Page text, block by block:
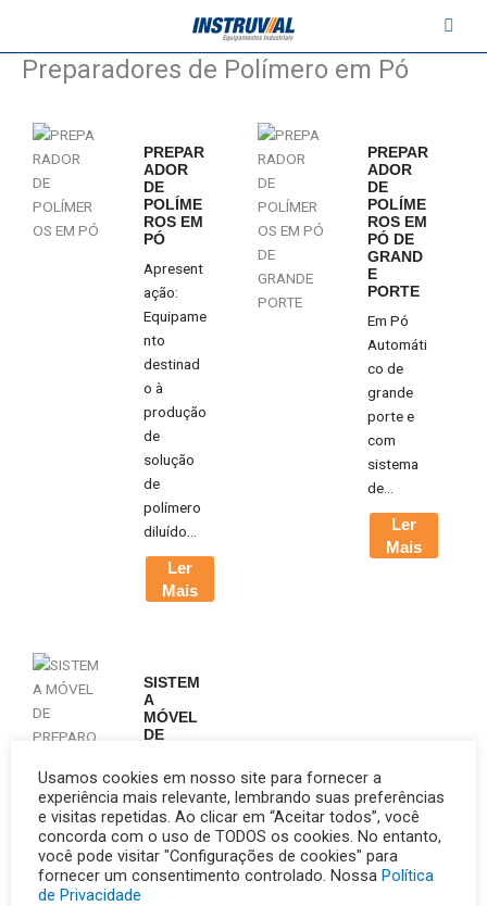
o
conteúdo
contato@instruval.net | +55 (11) 94530-6816
Preparadores de Polímero em Pó
PREPAR
ADOR
DE
POLÍME
ROS EM
PÓ
Apresent
ação:
Equipame
nto
destinad
o à
produção
de
solução
de
polímero
diluído...
Ler
Mais
PREPAR
ADOR
DE
POLÍME
ROS EM
PÓ DE
GRAND
E
PORTE
Em Pó
Automáti
co de
grande
porte e
com
sistema
de...
Ler
Mais
SISTEM
A
MÓVEL
DE
POLÍME
RO COM
INJEÇÃ
O E
RECIRC
ULAÇÃ
Usamos cookies em nosso site para fornecer a
experiência mais relevante, lembrando suas preferências
e visitas repetidas. Ao clicar em “Aceitar todos”, você
concorda com o uso de TODOS os cookies. No entanto,
você pode visitar "Configurações de cookies" para
fornecer um consentimento controlado. Nossa Política
de Privacidade